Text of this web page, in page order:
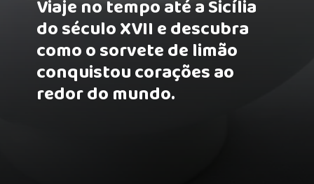
Viaje no tempo até a Sicília
do século XVII e descubra
como o sorvete de limão
conquistou corações ao
redor do mundo.